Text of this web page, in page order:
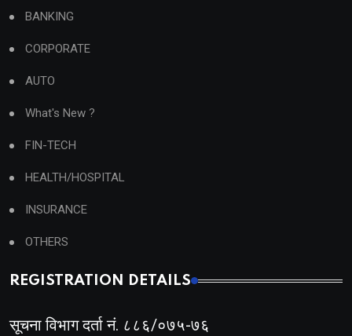
BANKING
CORPORATE
AUTO
What's New ?
FIN-TECH
HEALTH/HOSPITAL
INSURANCE
OTHERS
REGISTRATION DETAILS
सूचना विभाग दर्ता नं. ८८६/०७५-७६